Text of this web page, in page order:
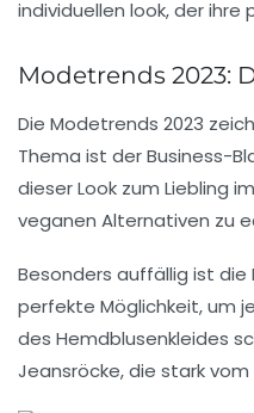
Modetrends 2023:
Die Modetrends 2023
Thema ist derBusiness-
dieser Look zum Liebling im
veganen Alternativen zu
Besonders auffällig ist die
perfekte Möglichkeit, um
des Hemdblusenkleides
Jeansröcke, die stark